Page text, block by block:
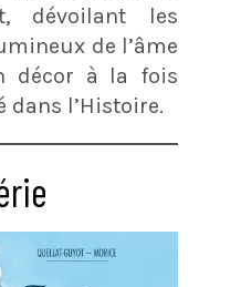
dévoilant les
de l’âme
décor à la fois
dans l’Histoire.